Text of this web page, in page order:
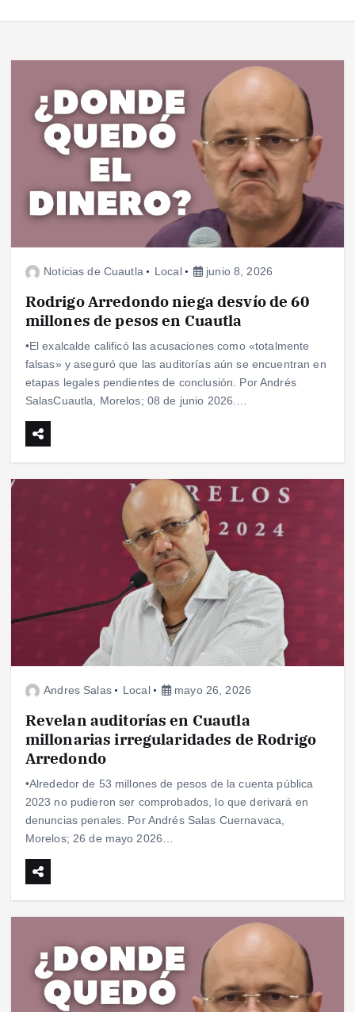
Noticias de Cuautla Local junio 8, 2026
Rodrigo Arredondo niega desvío de 60
millones de pesos en Cuautla
•El exalcalde calificó las acusaciones como «totalmente
falsas» y aseguró que las auditorías aún se encuentran en
etapas legales pendientes de conclusión. Por Andrés
SalasCuautla, Morelos; 08 de junio 2026.…
Andres Salas Local mayo 26, 2026
Revelan auditorías en Cuautla
millonarias irregularidades de Rodrigo
Arredondo
•Alrededor de 53 millones de pesos de la cuenta pública
2023 no pudieron ser comprobados, lo que derivará en
denuncias penales. Por Andrés Salas Cuernavaca,
Morelos; 26 de mayo 2026…